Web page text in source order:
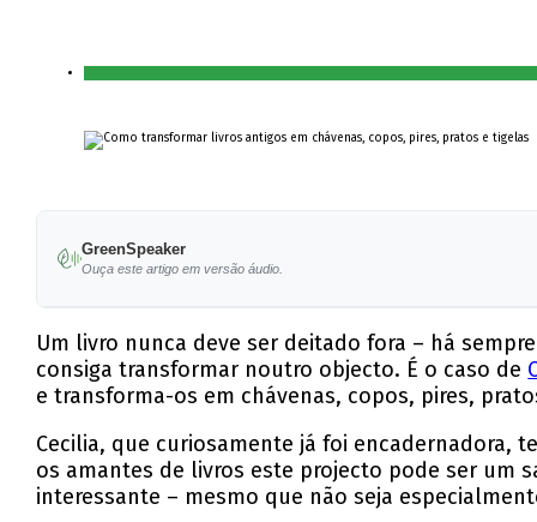
GreenSpeaker
Ouça este artigo em versão áudio.
Um livro nunca deve ser deitado fora – há
consiga transformar noutro objecto. É o caso de
e transforma-os em chávenas, copos, pires,
Cecilia, que curiosamente já foi encadernadora,
os amantes de livros este projecto pode ser um
interessante – mesmo que não seja